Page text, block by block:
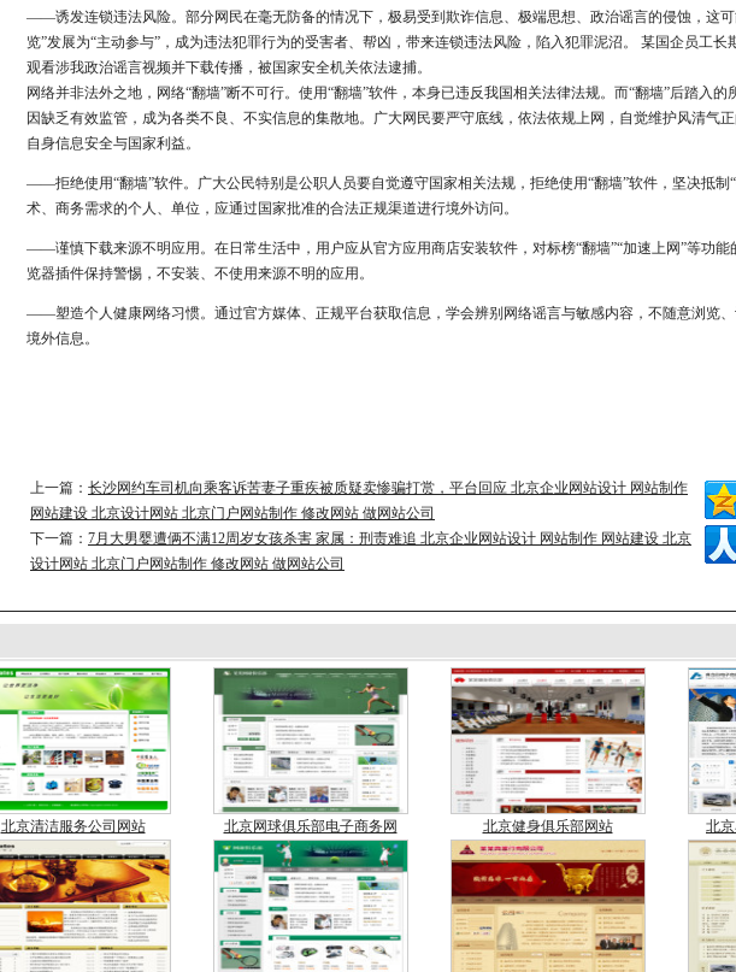
——诱发连锁违法风险。部分网民在毫无防备的情况下，极易受到欺诈信息、极端思想、政治谣言的侵蚀，这可
览”发展为“主动参与”，成为违法犯罪行为的受害者、帮凶，带来连锁违法风险，陷入犯罪泥沼。 某国企员工长
观看涉我政治谣言视频并下载传播，被国家安全机关依法逮捕。
网络并非法外之地，网络“翻墙”断不可行。使用“翻墙”软件，本身已违反我国相关法律法规。而“翻墙”后踏入的
因缺乏有效监管，成为各类不良、不实信息的集散地。广大网民要严守底线，依法依规上网，自觉维护风清气
自身信息安全与国家利益。
——拒绝使用“翻墙”软件。广大公民特别是公职人员要自觉遵守国家相关法规，拒绝使用“翻墙”软件，坚决抵制
术、商务需求的个人、单位，应通过国家批准的合法正规渠道进行境外访问。
——谨慎下载来源不明应用。在日常生活中，用户应从官方应用商店安装软件，对标榜“翻墙”“加速上网”等功能
览器插件保持警惕，不安装、不使用来源不明的应用。
——塑造个人健康网络习惯。通过官方媒体、正规平台获取信息，学会辨别网络谣言与敏感内容，不随意浏览
境外信息。
上一篇： 长沙网约车司机向乘客诉苦妻子重疾被质疑卖惨骗打赏，平台回应 北京企业网站设计 网站制作
网站建设 北京设计网站 北京门户网站制作 修改网站 做网站公司
下一篇： 7月大男婴遭俩不满12周岁女孩杀害 家属：刑责难追 北京企业网站设计 网站制作 网站建设 北京
设计网站 北京门户网站制作 修改网站 做网站公司
北京清洁服务公司网站 北京网球俱乐部电子商务网 北京健身俱乐部网站 北